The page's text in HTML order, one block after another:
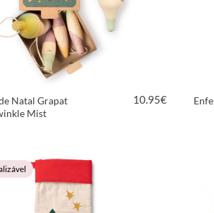
Natal Grapat
Mist
10.95€